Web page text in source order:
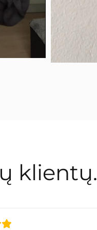
klientų.